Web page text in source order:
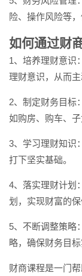
险、操作风险等
如何通过财
1、培养理财意识
理财意识，从而主
2、制定财务目标
如购房、购车、子
3、学习理财知识
打下坚实基础。
4、落实理财计划
划，实现财富的保
5、不断调整策略
略，确保财务目标
财商课程是一门